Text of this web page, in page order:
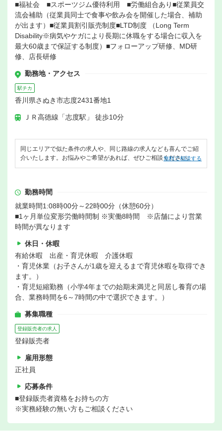
■福祉会 ■スポーツジム優待利用 ■労働組合あり■従業員交
流会補助（従業員同士で食事や飲み会を開催した場合、補助
が出ます）■従業員割引販売制度■LTD制度 （Long Term
Disability※病気やケガにより長期に休職をする場合に収入を
最大60歳まで保証する制度）■フォローアップ研修、MD研
修、店長研修
勤務地・アクセス
駅チカ
香川県さぬき市志度2431番地1
ＪＲ高徳線「志度駅」 徒歩10分
同じエリアで似た条件の求人や、同じ路線の求人なども喜んでご紹
介いたします。お悩みやご希望があれば、ぜひご相談ください。
無料で相談する
勤務時間
就業時間1:08時00分～22時00分（休憩60分）
■1ヶ月単位変形労働時間制 ※実働8時間 ※店舗により営業
時間が異なります
休日・休暇
有給休暇 出産・育児休暇 介護休暇
・育児休業（お子さんが1歳を迎えるまで育児休暇を取得でき
ます。）
・育児短縮勤務（小学4年までの始期未満児と同居し養育の場
合、業務時間を6～7時間の中で選択できます。）
募集職種
登録販売者の求人
登録販売者
雇用形態
正社員
応募条件
■登録販売者資格をお持ちの方
※実務経験の無い方もご相談ください